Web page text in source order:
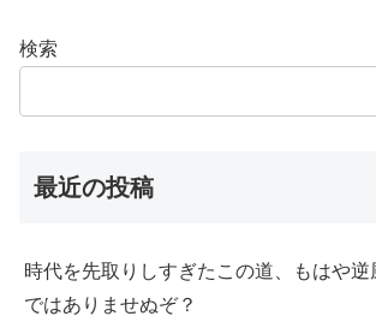
検索
最近の投稿
時代を先取りしすぎたこの道、もはや逆
ではありませぬぞ？